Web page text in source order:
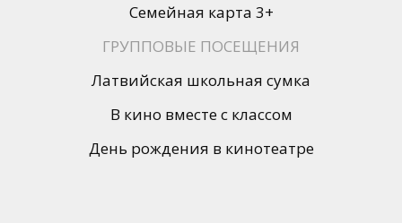
Семейная карта 3+
ГРУППОВЫЕ ПОСЕЩЕНИЯ
Латвийская школьная сумка
В кино вместе с классом
День рождения в кинотеатре